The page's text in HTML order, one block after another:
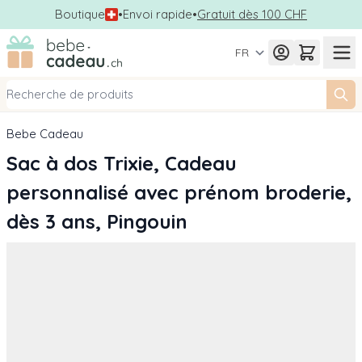
Boutique •Envoi rapide•Gratuit dès 100 CHF
Allez au contenu
FR
Bebe Cadeau
Sac à dos Trixie, Cadeau
personnalisé avec prénom broderie,
dès 3 ans, Pingouin